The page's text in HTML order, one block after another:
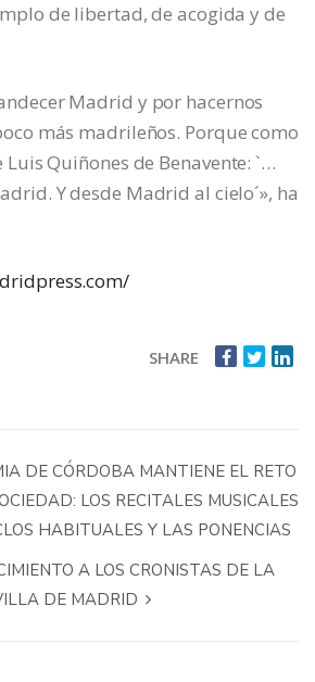
de libertad, de acogida y de
Madrid y por hacernos
más madrileños. Porque como
Luis Quiñones de Benavente: `…
Y desde Madrid al cielo´», ha
SHARE
DE CÓRDOBA MANTIENE EL RETO
LOS RECITALES MUSICALES
HABITUALES Y LAS PONENCIAS
A LOS CRONISTAS DE LA
DE MADRID